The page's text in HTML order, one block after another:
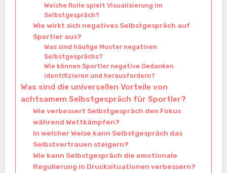
Welche Rolle spielt Visualisierung im
Selbstgespräch?
Wie wirkt sich negatives Selbstgespräch auf
Sportler aus?
Was sind häufige Muster negativen
Selbstgesprächs?
Wie können Sportler negative Gedanken
identifizieren und herausfordern?
Was sind die universellen Vorteile von
achtsamem Selbstgespräch für Sportler?
Wie verbessert Selbstgespräch den Fokus
während Wettkämpfen?
In welcher Weise kann Selbstgespräch das
Selbstvertrauen steigern?
Wie kann Selbstgespräch die emotionale
Regulierung in Drucksituationen verbessern?